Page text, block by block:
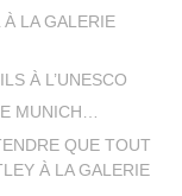
LA GALERIE
À L’UNESCO
MUNICH…
QUE TOUT
À LA GALERIE